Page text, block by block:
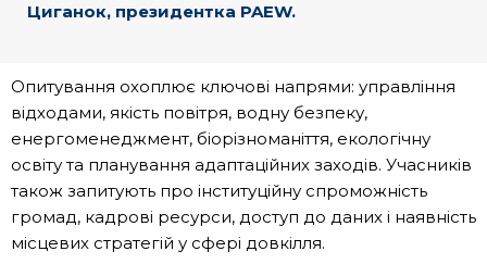
Циганок, президентка PAEW.
Опитування охоплює ключові напрями: управління
відходами, якість повітря, водну безпеку,
енергоменеджмент, біорізноманіття, екологічну
освіту та планування адаптаційних заходів. Учасників
також запитують про інституційну спроможність
громад, кадрові ресурси, доступ до даних і наявність
місцевих стратегій у сфері довкілля.